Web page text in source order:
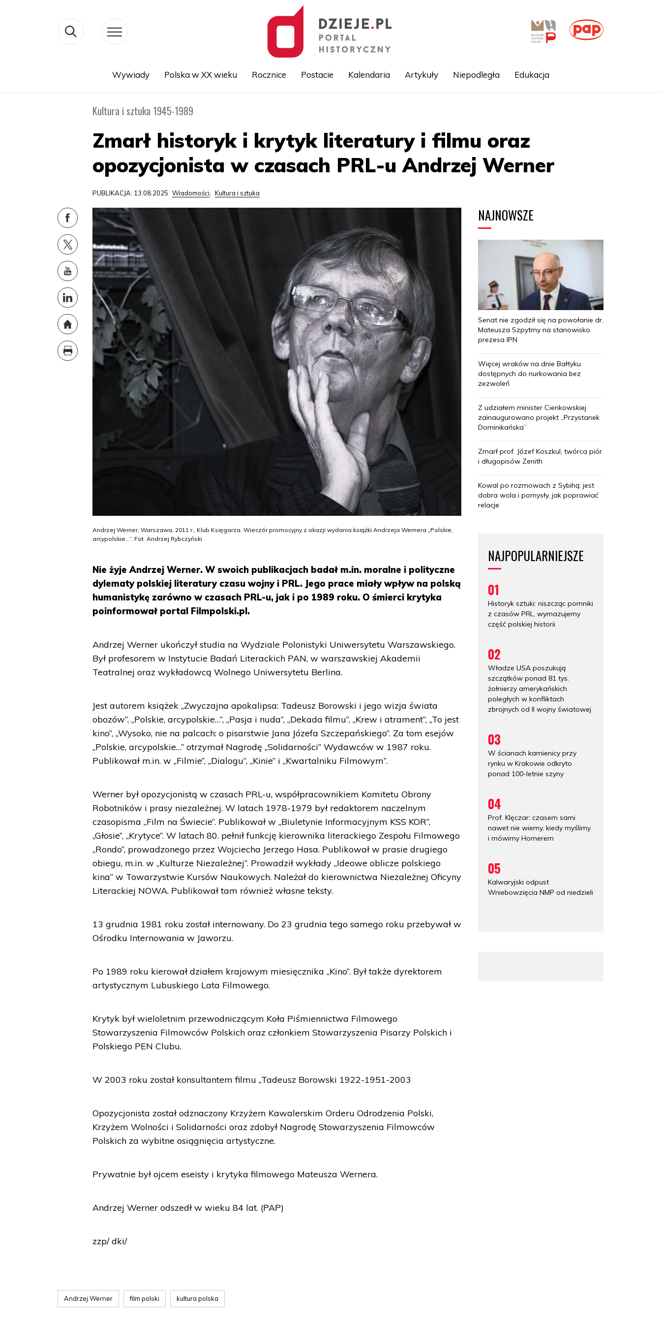
treści
Wywiady Polska w XX wieku Rocznice Postacie Kalendaria Artykuły Niepodległa Edukacja
Kultura i sztuka 1945-1989
Zmarł historyk i krytyk literatury i filmu oraz
opozycjonista w czasach PRL-u Andrzej Werner
PUBLIKACJA: 13.08.2025 Wiadomości, Kultura i sztuka
Andrzej Werner, Warszawa, 2011 r., Klub Księgarza. Wieczór promocyjny z okazji wydania książki Andrzeja Wernera „Polskie,
arcypolskie…”. Fot. Andrzej Rybczyński
Nie żyje Andrzej Werner. W swoich publikacjach badał m.in. moralne i polityczne
dylematy polskiej literatury czasu wojny i PRL. Jego prace miały wpływ na polską
humanistykę zarówno w czasach PRL-u, jak i po 1989 roku. O śmierci krytyka
poinformował portal Filmpolski.pl.
Andrzej Werner ukończył studia na Wydziale Polonistyki Uniwersytetu Warszawskiego.
Był profesorem w Instytucie Badań Literackich PAN, w warszawskiej Akademii
Teatralnej oraz wykładowcą Wolnego Uniwersytetu Berlina.
Jest autorem książek „Zwyczajna apokalipsa: Tadeusz Borowski i jego wizja świata
obozów”, „Polskie, arcypolskie…”, „Pasja i nuda”, „Dekada filmu”, „Krew i atrament”, „To jest
kino”, „Wysoko, nie na palcach: o pisarstwie Jana Józefa Szczepańskiego”. Za tom esejów
„Polskie, arcypolskie…” otrzymał Nagrodę „Solidarności” Wydawców w 1987 roku.
Publikował m.in. w „Filmie”, „Dialogu”, „Kinie” i „Kwartalniku Filmowym”.
Werner był opozycjonistą w czasach PRL-u, współpracownikiem Komitetu Obrony
Robotników i prasy niezależnej. W latach 1978-1979 był redaktorem naczelnym
czasopisma „Film na Świecie”. Publikował w „Biuletynie Informacyjnym KSS KOR”,
„Głosie”, „Krytyce”. W latach 80. pełnił funkcję kierownika literackiego Zespołu Filmowego
„Rondo”, prowadzonego przez Wojciecha Jerzego Hasa. Publikował w prasie drugiego
obiegu, m.in. w „Kulturze Niezależnej”. Prowadził wykłady „Ideowe oblicze polskiego
kina” w Towarzystwie Kursów Naukowych. Należał do kierownictwa Niezależnej Oficyny
Literackiej NOWA. Publikował tam również własne teksty.
13 grudnia 1981 roku został internowany. Do 23 grudnia tego samego roku przebywał w
Ośrodku Internowania w Jaworzu.
Po 1989 roku kierował działem krajowym miesięcznika „Kino”. Był także dyrektorem
artystycznym Lubuskiego Lata Filmowego.
Krytyk był wieloletnim przewodniczącym Koła Piśmiennictwa Filmowego
Stowarzyszenia Filmowców Polskich oraz członkiem Stowarzyszenia Pisarzy Polskich i
Polskiego PEN Clubu.
W 2003 roku został konsultantem filmu „Tadeusz Borowski 1922-1951-2003
Opozycjonista został odznaczony Krzyżem Kawalerskim Orderu Odrodzenia Polski,
Krzyżem Wolności i Solidarności oraz zdobył Nagrodę Stowarzyszenia Filmowców
Polskich za wybitne osiągnięcia artystyczne.
Prywatnie był ojcem eseisty i krytyka filmowego Mateusza Wernera.
Andrzej Werner odszedł w wieku 84 lat. (PAP)
zzp/ dki/
Andrzej Werner film polski kultura polska
NAJNOWSZE
Senat nie zgodził się na powołanie dr.
Mateusza Szpytmy na stanowisko
prezesa IPN
Więcej wraków na dnie Bałtyku
dostępnych do nurkowania bez
zezwoleń
Z udziałem minister Cienkowskiej
zainaugurowano projekt „Przystanek
Dominikańska”
Zmarł prof. Józef Koszkul, twórca piór
i długopisów Zenith
Kowal po rozmowach z Sybihą: jest
dobra wola i pomysły, jak poprawiać
relacje
NAJPOPULARNIEJSZE
01
Historyk sztuki: niszcząc pomniki
z czasów PRL, wymazujemy
część polskiej historii
02
Władze USA poszukują
szczątków ponad 81 tys.
żołnierzy amerykańskich
poległych w konfliktach
zbrojnych od II wojny światowej
03
W ścianach kamienicy przy
rynku w Krakowie odkryto
ponad 100-letnie szyny
04
Prof. Klęczar: czasem sami
nawet nie wiemy, kiedy myślimy
i mówimy Homerem
05
Kalwaryjski odpust
Wniebowzięcia NMP od niedzieli